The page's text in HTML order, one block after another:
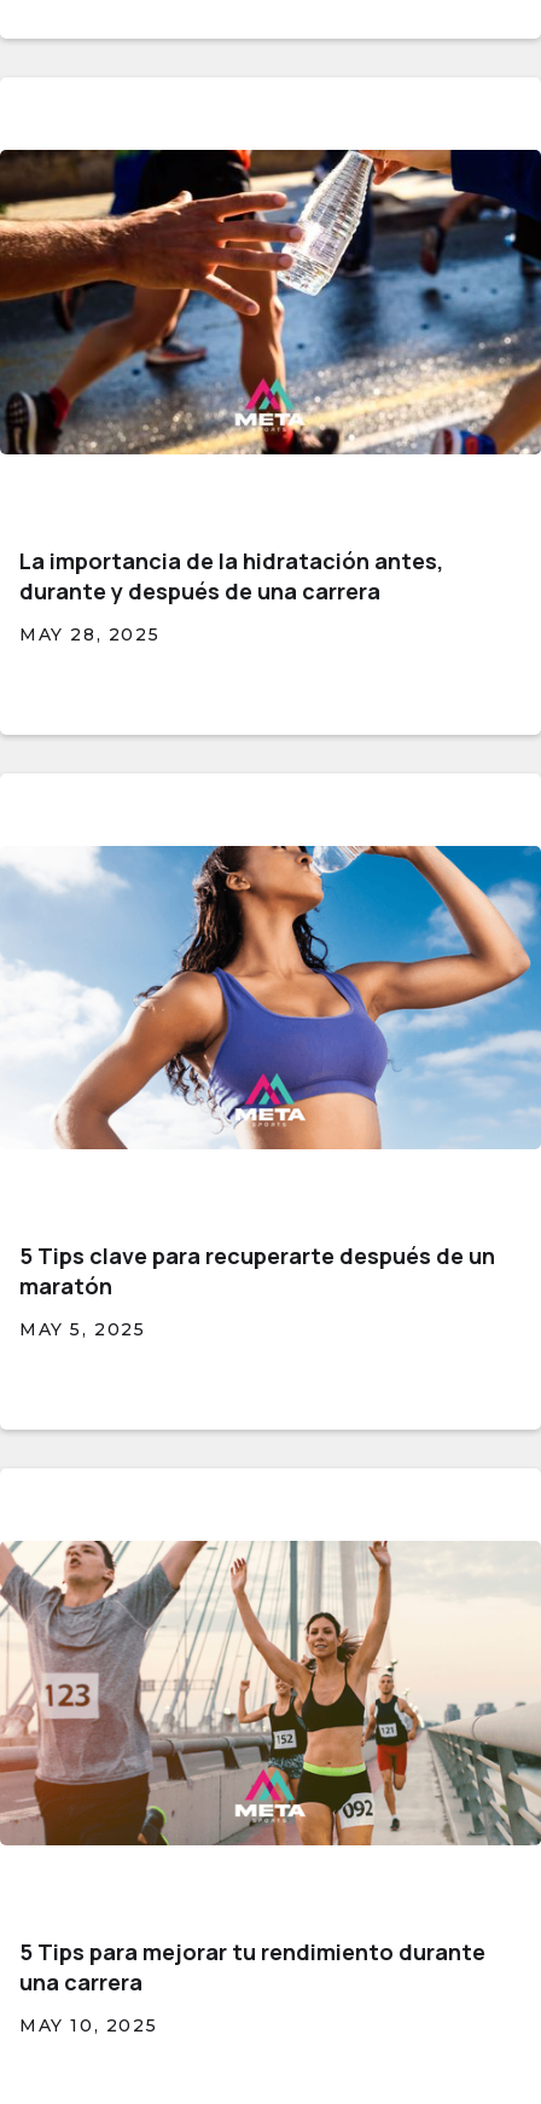
La importancia de la hidratación antes,
durante y después de una carrera
MAY 28, 2025
5 Tips clave para recuperarte después de un
maratón
MAY 5, 2025
5 Tips para mejorar tu rendimiento durante
una carrera
MAY 10, 2025